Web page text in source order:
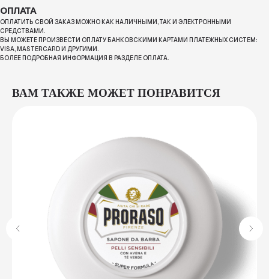
ОПЛАТА
ОПЛАТИТЬ СВОЙ ЗАКАЗ МОЖНО КАК НАЛИЧНЫМИ, ТАК И ЭЛЕКТРОННЫМИ
СРЕДСТВАМИ.
ВЫ МОЖЕТЕ ПРОИЗВЕСТИ ОПЛАТУ БАНКОВСКИМИ КАРТАМИ ПЛАТЕЖНЫХ СИСТЕМ:
VISA, MASTERCARD И ДРУГИМИ.
БОЛЕЕ ПОДРОБНАЯ ИНФОРМАЦИЯ В РАЗДЕЛЕ ОПЛАТА.
ВАМ ТАКЖЕ МОЖЕТ ПОНРАВИТСЯ